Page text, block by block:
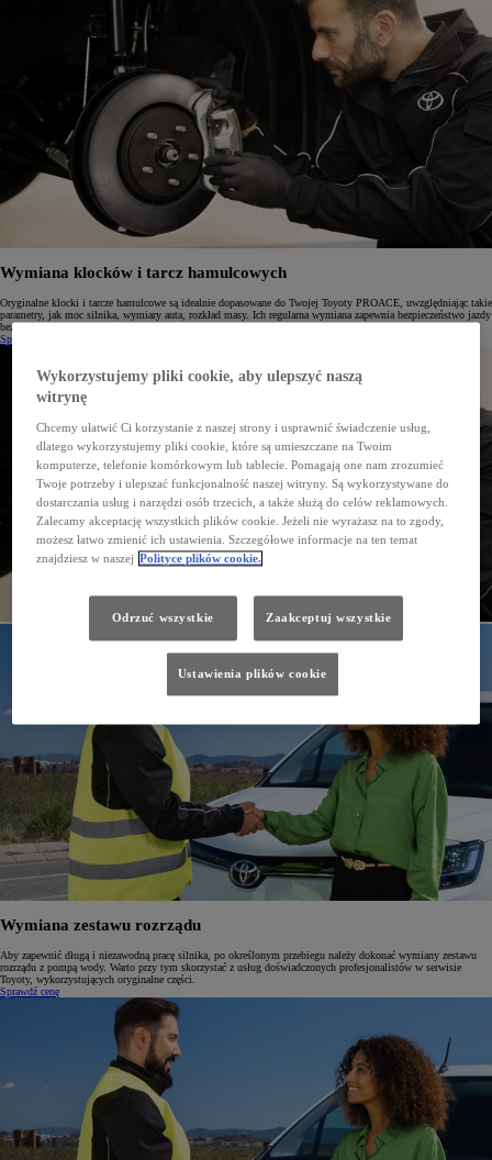
Wymiana klocków i tarcz hamulcowych
Oryginalne klocki i tarcze hamulcowe są idealnie dopasowane do Twojej Toyoty PROACE, uwzględniając takie
parametry, jak moc silnika, wymiary auta, rozkład masy. Ich regularna wymiana zapewnia bezpieczeństwo jazdy
bez względu na warunki drogowe czy temperaturę.
Sprawdź cenę
Wymiana zestawu rozrządu
Aby zapewnić długą i niezawodną pracę silnika, po określonym przebiegu należy dokonać wymiany zestawu
rozrządu z pompą wody. Warto przy tym skorzystać z usług doświadczonych profesjonalistów w serwisie
Toyoty, wykorzystujących oryginalne części.
Sprawdź cenę
Wykorzystujemy pliki cookie, aby ulepszyć naszą
witrynę
Chcemy ułatwić Ci korzystanie z naszej strony i usprawnić świadczenie usług,
dlatego wykorzystujemy pliki cookie, które są umieszczane na Twoim
komputerze, telefonie komórkowym lub tablecie. Pomagają one nam zrozumieć
Twoje potrzeby i ulepszać funkcjonalność naszej witryny. Są wykorzystywane do
dostarczania usług i narzędzi osób trzecich, a także służą do celów reklamowych.
Zalecamy akceptację wszystkich plików cookie. Jeżeli nie wyrażasz na to zgody,
możesz łatwo zmienić ich ustawienia. Szczegółowe informacje na ten temat
znajdziesz w naszej Polityce plików cookie.
Odrzuć wszystkie Zaakceptuj wszystkie
Ustawienia plików cookie